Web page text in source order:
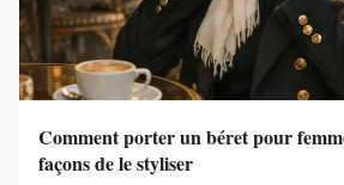
Comment porter un béret pour
façons de le styliser